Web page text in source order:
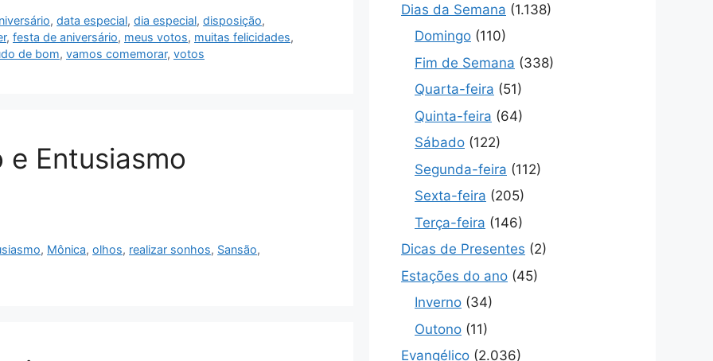
,data especial,dia especial,disposição,
, festa de aniversário, meus votos, muitas felicidades,
de bom, vamos comemorar, votos
Entusiasmo
, Mônica,olhos, realizar sonhos, Sansão,
Dias da Semana (1.138)
Domingo (110)
Fim de Semana (338)
Quarta-feira (51)
Quinta-feira (64)
Sábado (122)
Segunda-feira (112)
Sexta-feira (205)
Terça-feira (146)
Dicas de Presentes (2)
Estações do ano (45)
Inverno (34)
Outono (11)
Evangélico (2.036)